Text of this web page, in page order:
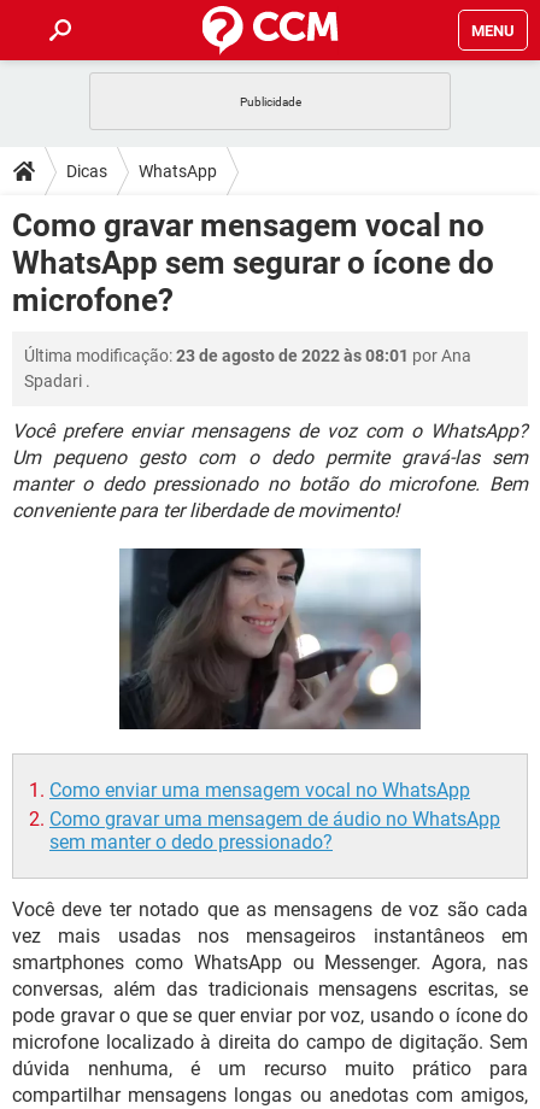
MENU
CELULAR
OUTLOOK EXCEL
INSTAGRAM GMAIL
GUIA DE COMPRAS
DICAS
JOGOS
CELULAR FACEBOOK
GUIA DE COMPRAS
DOWNLOADS
JOGOS WHATSAPP
CELULAR
OUTLOOK
INSTAGRAM
GUIA DE COMPRAS
FÓRUM
CELULAR FACEBOOK
INSTAGRAM
GUIA DE COMPRAS
JOGOS
CELULAR FACEBOOK
OUTLOOK EXCEL
INSTAGRAM GMAIL
GUIA DE COMPRAS
Dicas WhatsApp
Como gravar mensagem vocal no
WhatsApp sem segurar o ícone do
microfone?
Última modificação:23 de agosto de 2022 às 08:01 porAna
Spadari .
Você prefere enviar mensagens de voz com o WhatsApp?
Um pequeno gesto com o dedo permite gravá-las sem
manter o dedo pressionado no botão do microfone. Bem
conveniente para ter liberdade de movimento!
Como enviar uma mensagem vocal no WhatsApp
Como gravar uma mensagem de áudio no WhatsApp
sem manter o dedo pressionado?
Você deve ter notado que as mensagens de voz são cada
vez mais usadas nos mensageiros instantâneos em
smartphones como WhatsApp ou Messenger. Agora, nas
conversas, além das tradicionais mensagens escritas, se
pode gravar o que se quer enviar por voz, usando o ícone do
microfone localizado à direita do campo de digitação. Sem
dúvida nenhuma, é um recurso muito prático para
compartilhar mensagens longas ou anedotas com amigos,